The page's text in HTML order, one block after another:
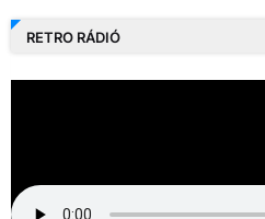
RETRO RÁDIÓ